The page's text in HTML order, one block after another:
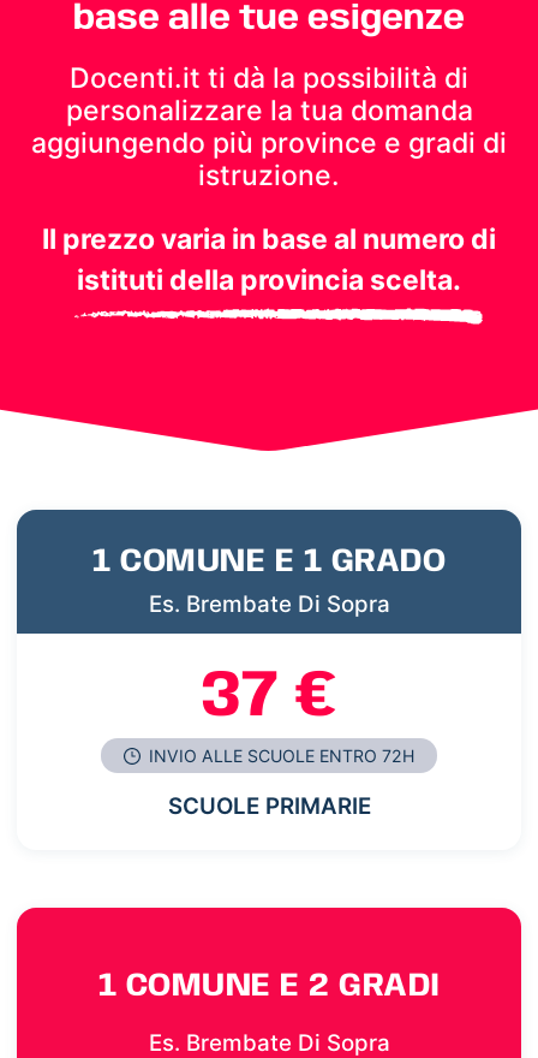
base alle tue esigenze
Docenti.it ti dà la possibilità di
personalizzare la tua domanda
aggiungendo più province e gradi di
istruzione.
Il prezzo varia in base al numero di
istituti della provincia scelta.
1 COMUNE E 1 GRADO
Es. Brembate Di Sopra
37 €
INVIO ALLE SCUOLE ENTRO 72H
SCUOLE PRIMARIE
1 COMUNE E 2 GRADI
Es. Brembate Di Sopra